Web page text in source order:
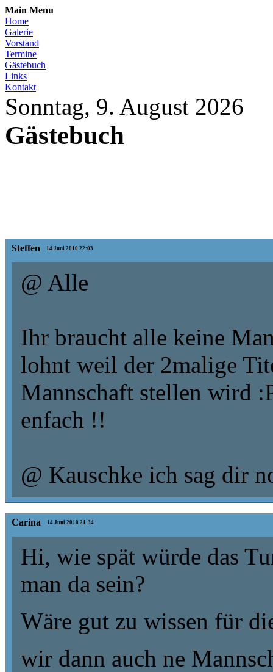
Main Menu
Home
Galerie
Vorstand
Termine
Gästebuch
Links
Kontakt
Sonntag, 9. August 2026
Gästebuch
Steffen 14 Juni 2010 22:03
@ Alle
Ihr braucht alle keine
lohnt weil der 2malige
Mannschaft stellen wird
enfach !!
@ Kauschke ich sag dir
Carina 14 Juni 2010 21:34
Hi, wie spät würde das
man da sein?
Wäre gut zu wissen für
wir dann auch ne